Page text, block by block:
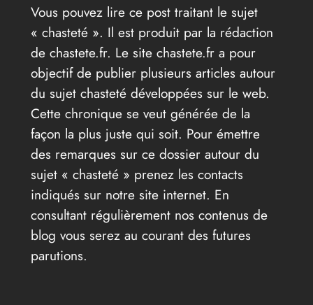
Vous pouvez lire ce post traitant le sujet
« chasteté ». Il est produit par la rédaction
de chastete.fr. Le site chastete.fr a pour
objectif de publier plusieurs articles autour
du sujet chasteté développées sur le web.
Cette chronique se veut générée de la
façon la plus juste qui soit. Pour émettre
des remarques sur ce dossier autour du
sujet « chasteté » prenez les contacts
indiqués sur notre site internet. En
consultant régulièrement nos contenus de
blog vous serez au courant des futures
parutions.